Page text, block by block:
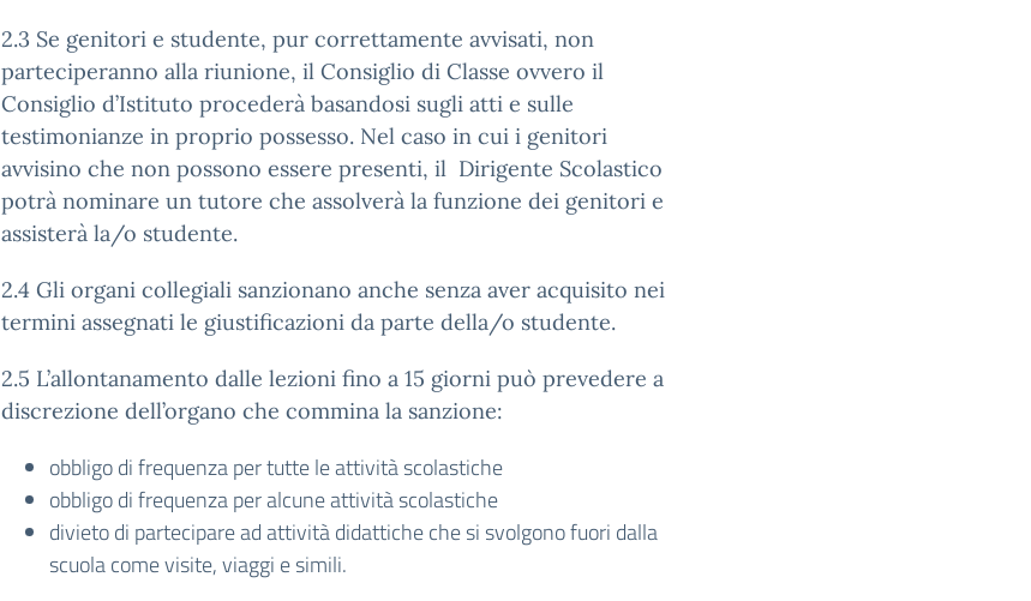
2.3 Se genitori e studente, pur correttamente avvisati, non
parteciperanno alla riunione, il Consiglio di Classe ovvero il
Consiglio d’Istituto procederà basandosi sugli atti e sulle
testimonianze in proprio possesso. Nel caso in cui i genitori
avvisino che non possono essere presenti, il Dirigente Scolastico
potrà nominare un tutore che assolverà la funzione dei genitori e
assisterà la/o studente.
2.4 Gli organi collegiali sanzionano anche senza aver acquisito nei
termini assegnati le giustificazioni da parte della/o studente.
2.5 L’allontanamento dalle lezioni fino a 15 giorni può prevedere a
discrezione dell’organo che commina la sanzione:
obbligo di frequenza per tutte le attività scolastiche
obbligo di frequenza per alcune attività scolastiche
divieto di partecipare ad attività didattiche che si svolgono fuori dalla
scuola come visite, viaggi e simili.